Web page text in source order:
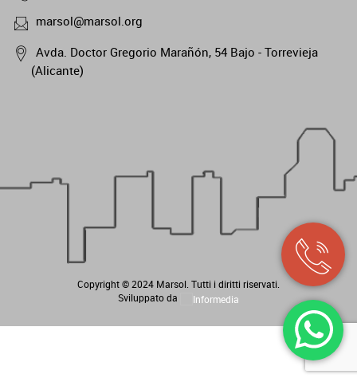
marsol@marsol.org
Avda. Doctor Gregorio Marañón, 54 Bajo - Torrevieja
(Alicante)
Copyright © 2024 Marsol. Tutti i diritti riservati.
Sviluppato da